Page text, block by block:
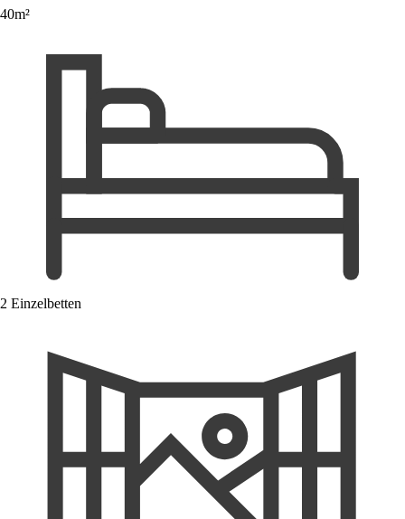
40m²
2 Einzelbetten